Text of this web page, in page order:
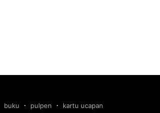
buku pulpen kartu ucapan